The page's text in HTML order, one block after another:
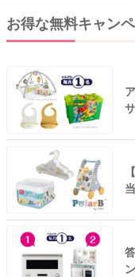
お得な無料キャン